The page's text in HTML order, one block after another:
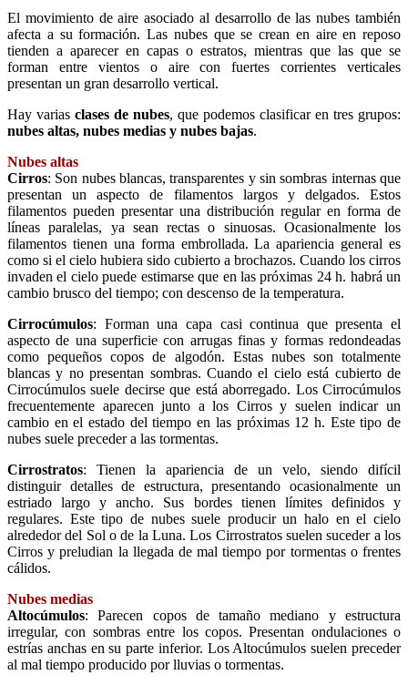
El movimiento de aire asociado al desarrollo de las nubes también
afecta a su formación. Las nubes que se crean en aire en reposo
tienden a aparecer en capas o estratos, mientras que las que se
forman entre vientos o aire con fuertes corrientes verticales
presentan un gran desarrollo vertical.
Hay varias clases de nubes, que podemos clasificar en tres grupos:
nubes altas, nubes medias y nubes bajas.
Nubes altas
Cirros: Son nubes blancas, transparentes y sin sombras internas que
presentan un aspecto de filamentos largos y delgados. Estos
filamentos pueden presentar una distribución regular en forma de
líneas paralelas, ya sean rectas o sinuosas. Ocasionalmente los
filamentos tienen una forma embrollada. La apariencia general es
como si el cielo hubiera sido cubierto a brochazos. Cuando los cirros
invaden el cielo puede estimarse que en las próximas 24 h. habrá un
cambio brusco del tiempo; con descenso de la temperatura.
Cirrocúmulos: Forman una capa casi continua que presenta el
aspecto de una superficie con arrugas finas y formas redondeadas
como pequeños copos de algodón. Estas nubes son totalmente
blancas y no presentan sombras. Cuando el cielo está cubierto de
Cirrocúmulos suele decirse que está aborregado. Los Cirrocúmulos
frecuentemente aparecen junto a los Cirros y suelen indicar un
cambio en el estado del tiempo en las próximas 12 h. Este tipo de
nubes suele preceder a las tormentas.
Cirrostratos: Tienen la apariencia de un velo, siendo difícil
distinguir detalles de estructura, presentando ocasionalmente un
estriado largo y ancho. Sus bordes tienen límites definidos y
regulares. Este tipo de nubes suele producir un halo en el cielo
alrededor del Sol o de la Luna. Los Cirrostratos suelen suceder a los
Cirros y preludian la llegada de mal tiempo por tormentas o frentes
cálidos.
Nubes medias
Altocúmulos: Parecen copos de tamaño mediano y estructura
irregular, con sombras entre los copos. Presentan ondulaciones o
estrías anchas en su parte inferior. Los Altocúmulos suelen preceder
al mal tiempo producido por lluvias o tormentas.